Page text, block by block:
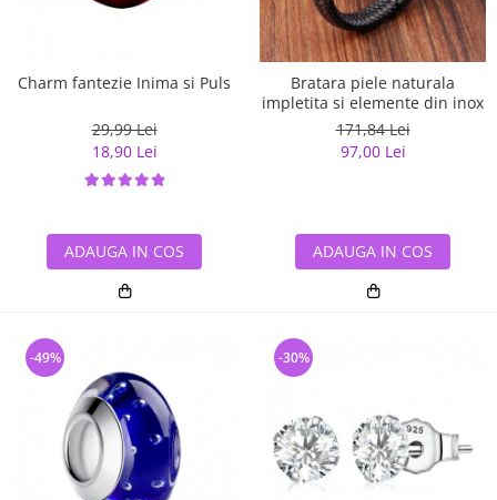
Charm fantezie Inima si Puls
29,99 Lei
18,90 Lei
ADAUGA IN COS
Bratara piele naturala
impletita si elemente din inox
171,84 Lei
97,00 Lei
ADAUGA IN COS
-49% -30%